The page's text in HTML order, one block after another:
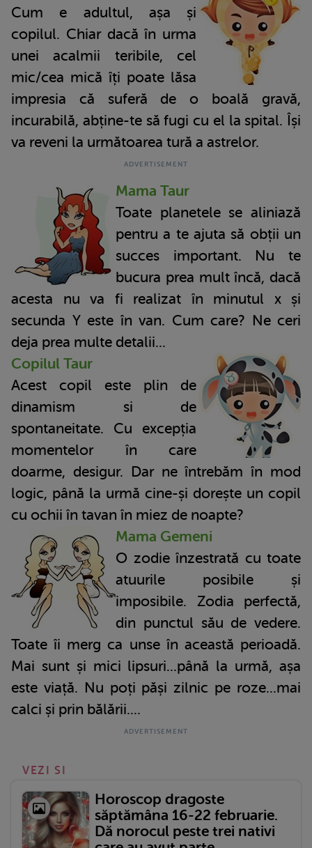
Cum e adultul, așa și
copilul. Chiar dacă în urma
unei acalmii teribile, cel
mic/cea mică îți poate lăsa
impresia că suferă de o boală gravă,
incurabilă, abține-te să fugi cu el la spital. Își
va reveni la următoarea tură a astrelor.
Mama Taur
Toate planetele se aliniază
pentru a te ajuta să obții un
succes important. Nu te
bucura prea mult încă, dacă
acesta nu va fi realizat în minutul x și
secunda Y este în van. Cum care? Ne ceri
deja prea multe detalii...
Copilul Taur
Acest copil este plin de
dinamism si de
spontaneitate. Cu excepția
momentelor în care
doarme, desigur. Dar ne întrebăm în mod
logic, până la urmă cine-și dorește un copil
cu ochii în tavan în miez de noapte?
Mama Gemeni
O zodie înzestrată cu toate
atuurile posibile și
imposibile. Zodia perfectă,
din punctul său de vedere.
Toate îi merg ca unse în această perioadă.
Mai sunt și mici lipsuri...până la urmă, așa
este viață. Nu poți păși zilnic pe roze...mai
calci și prin bălării....
VEZI SI
Horoscop dragoste
săptămâna 16-22 februarie.
Dă norocul peste trei nativi